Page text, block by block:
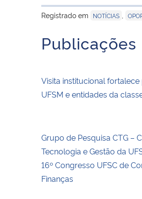
Registrado em
NOTÍCIAS
Publicações
Visita institucional
UFSM e entidades da
Grupo de Pesquisa CTG –
Tecnologia e Gestão da
16º Congresso UFSC de
Finanças